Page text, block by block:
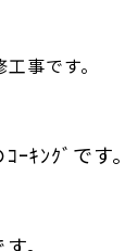
事です。
ｰｷﾝｸﾞです。